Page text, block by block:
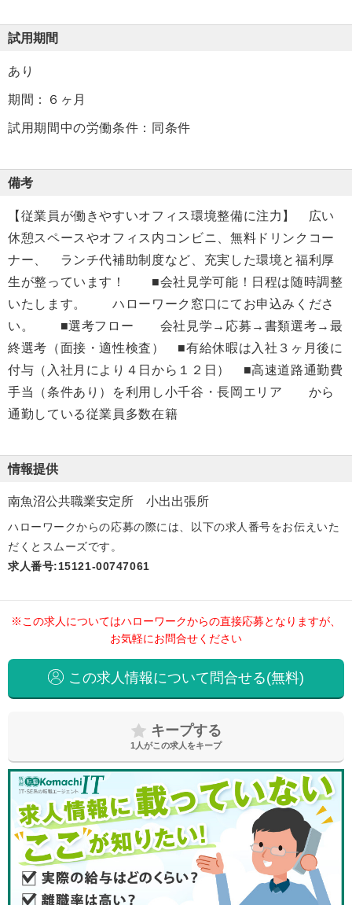
試用期間
あり
期間：６ヶ月
試用期間中の労働条件：同条件
備考
【従業員が働きやすいオフィス環境整備に注力】 広い
休憩スペースやオフィス内コンビニ、無料ドリンクコー
ナー、 ランチ代補助制度など、充実した環境と福利厚
生が整っています！ ■会社見学可能！日程は随時調整
いたします。 ハローワーク窓口にてお申込みくださ
い。 ■選考フロー 会社見学→応募→書類選考→最
終選考（面接・適性検査） ■有給休暇は入社３ヶ月後に
付与（入社月により４日から１２日） ■高速道路通勤費
手当（条件あり）を利用し小千谷・長岡エリア から
通勤している従業員多数在籍
情報提供
南魚沼公共職業安定所 小出出張所
ハローワークからの応募の際には、以下の求人番号をお伝えいた
だくとスムーズです。
求人番号:15121-00747061
※この求人についてはハローワークからの直接応募となりますが、
お気軽にお問合せください
この求人情報について問合せる(無料)
キープする
1 人がこの求人をキープ